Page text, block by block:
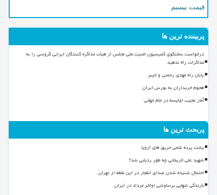
قیمت بیسیم
پربیننده ترین ها
درخواست سخنگوی کمیسیون امنیت ملی مجلس از هیأت مذاکره کنندگان ایرانی گروسی را به
مذاکرات راه ندهید
پایان راه مهدی رحمتی و خیبر
هجوم خریداران به بورس ایران
آمار عجیب اولیسه در جام جهانی
پربحث ترین ها
پشت پرده علمی حریق های اروپا
شهید علی لاریجانی چه طور ردیابی شد؟
احتمال شنیده شدن صدای انفجار در این نقطه از تهران
بارندگی شهابی برساوشی اواخر مرداد در ایران